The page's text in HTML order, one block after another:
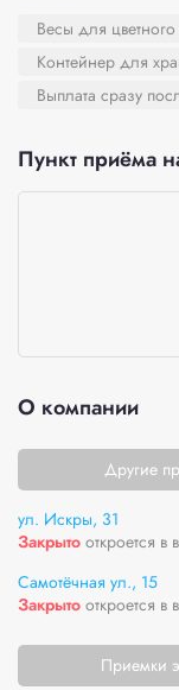
Весы для
Контейнер для
Выплата сразу
Пункт приёма
О компании
Другие
ул. Искры, 31
Закрыто откроется в
Самотёчная ул., 15
Закрыто откроется в
Приемки